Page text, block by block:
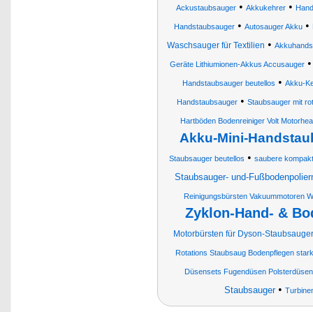
Ackustaubsauger • Akkukehrer •
Handstaubsauger• Autosauger Akku•
Waschsauger für Textilien •
Geräte Lithiumionen-Akkus Accusauger
Handstaubsauger beutellos • Akku-
Handstaubsauger• Staubsauger mit
Hartböden Bodenreiniger Volt
Akku-Mini-
Staubsauger beutellos • saubere
Staubsauger- und-
Reinigungsbürsten Vakuummotoren
Zyklon-Hand- &
Motorbürsten für Dyson-Staubsauger
Rotations Staubsaug Bodenpflegen
Düsensets Fugendüsen Polsterdüsen
Staubsauger•